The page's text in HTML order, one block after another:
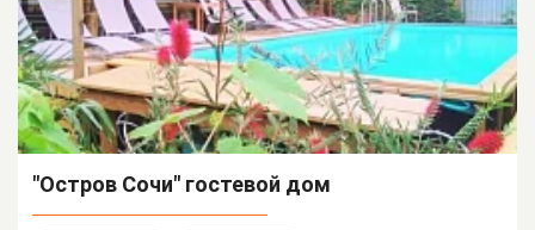
"Остров Сочи" гостевой дом